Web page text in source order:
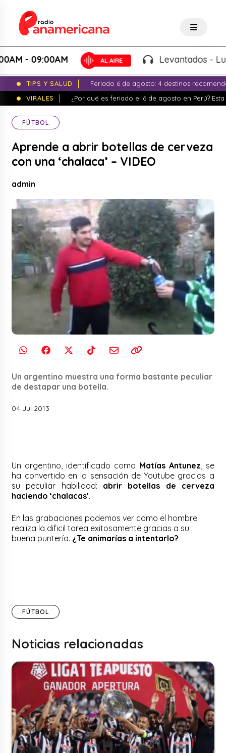
09:00AM Levantados - Luigui
TIPS Y SALUD
Feriado 6 de agosto: 4 destinos
VIRALES
¿Por qué es feriado el 6 de agosto en Perú?
FÚTBOL
Aprende a abrir botellas de cerveza
con una ‘chalaca’ – VIDEO
admin
Un argentino muestra una forma bastante peculiar
de destapar una botella.
04 Jul 2013
Un argentino, identificado como Matías Antunez, se
ha convertido en la sensación de Youtube gracias a
su peculiar habilidad: abrir botellas de cerveza
haciendo ‘chalacas’.
En las grabaciones podemos ver como el hombre
realiza la dificil tarea exitosamente gracias a su
buena puntería. ¿Te animarías a intentarlo?
FÚTBOL
Noticias relacionadas